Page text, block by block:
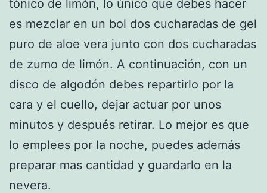
tónico de limón, lo único que debes hacer
es mezclar en un bol dos cucharadas de gel
puro de aloe vera junto con dos cucharadas
de zumo de limón. A continuación, con un
disco de algodón debes repartirlo por la
cara y el cuello, dejar actuar por unos
minutos y después retirar. Lo mejor es que
lo emplees por la noche, puedes además
preparar mas cantidad y guardarlo en la
nevera.